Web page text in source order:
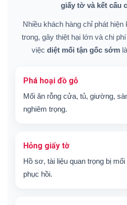
giấy tờ và kết cấu
Nhiều khách hàng chỉ phát hiện
trong, gây thiệt hại lớn và chi
việc diệt mối tận gốc sớm
Phá hoại đồ gỗ
Mối ăn rỗng cửa, tủ, giường,
nghiêm trọng.
Hỏng giấy tờ
Hồ sơ, tài liệu quan trọng bị
phục hồi.